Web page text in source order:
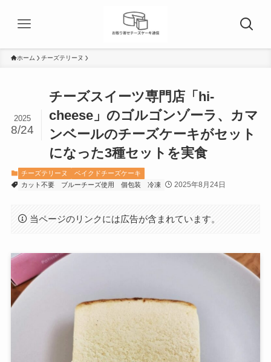
ホーム チーズテリーヌ
チーズスイーツ専門店「hi-
cheese」のゴルゴンゾーラ、カマ
ンベールのチーズケーキがセット
になった3種セットを実食
2025
8/24
チーズテリーヌ
ベイクドチーズケーキ
カット不要
ブルーチーズ使用 個包装 冷凍 2025年8月24日
当ページのリンクには広告が含まれています。